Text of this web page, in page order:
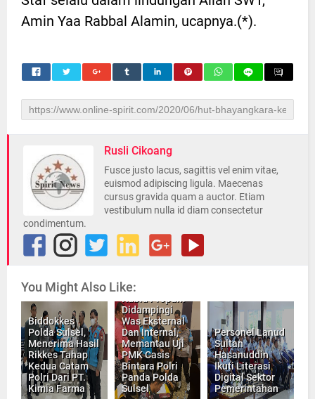
Amin Yaa Rabbal Alamin, ucapnya.(*).
Rusli Cikoang
Fusce justo lacus, sagittis vel enim vitae,
euismod adipiscing ligula. Maecenas
cursus gravida quam a auctor. Etiam
vestibulum nulla id diam consectetur
condimentum.
You Might Also Like:
Biddokkes
Polda Sulsel,
Menerima Hasil
Rikkes Tahap
Kedua Catam
Polri Dari PT.
Kimia Farma
Didampingi
Was Eksternal
Dan Internal,
Memantau Uji
PMK Casis
Bintara Polri
Panda Polda
Sulsel
Personel Lanud
Sultan
Hasanuddin
Ikuti Literasi
Digital Sektor
Pemerintahan
Dede Farhan
Panda Polda
Sulsel,